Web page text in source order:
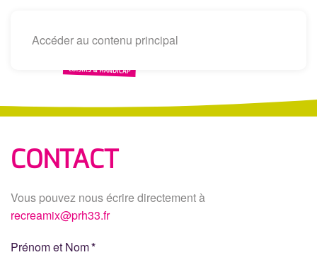
Accéder au contenu principal
CONTACT
Vous pouvez nous écrire directement à
recreamix@prh33.fr
Prénom et Nom*